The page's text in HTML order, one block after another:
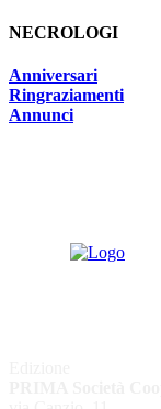
NECROLOGI
Anniversari
Ringraziamenti
Annunci